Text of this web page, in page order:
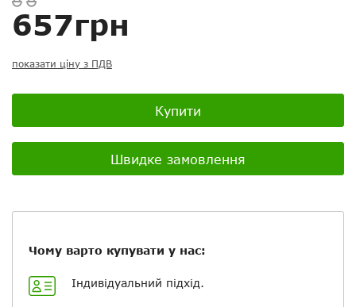
657грн
показати ціну з ПДВ
Купити
Швидке замовлення
Чому варто купувати у нас:
Індивідуальний підхід.
Ваш відгук:
Посилання на відео з Youtube:
+ Вибрати файли